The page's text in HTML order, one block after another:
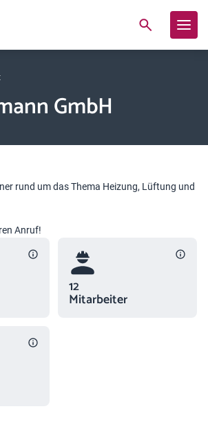
GmbH
rund um das Thema Heizung, Lüftung und
Anruf!
12
Mitarbeiter